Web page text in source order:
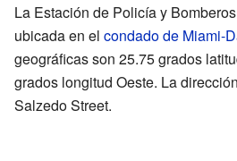
La Estación de Policía y
ubicada en el condado de Miami-
geográficas son 25.75 grados
grados longitud Oeste. La
Salzedo Street.